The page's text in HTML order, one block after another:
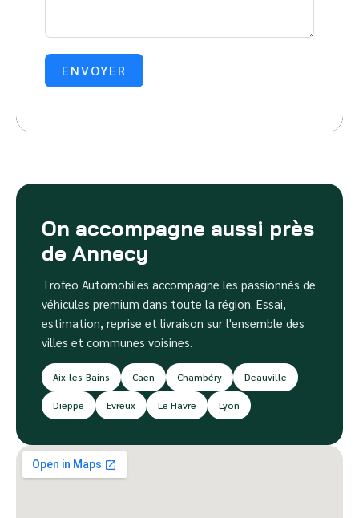
ENVOYER
On accompagne aussi près
de Annecy
Trofeo Automobiles accompagne les passionnés de
véhicules premium dans toute la région. Essai,
estimation, reprise et livraison sur l'ensemble des
villes et communes voisines.
Aix-les-Bains Caen Chambéry Deauville
Dieppe Evreux Le Havre Lyon